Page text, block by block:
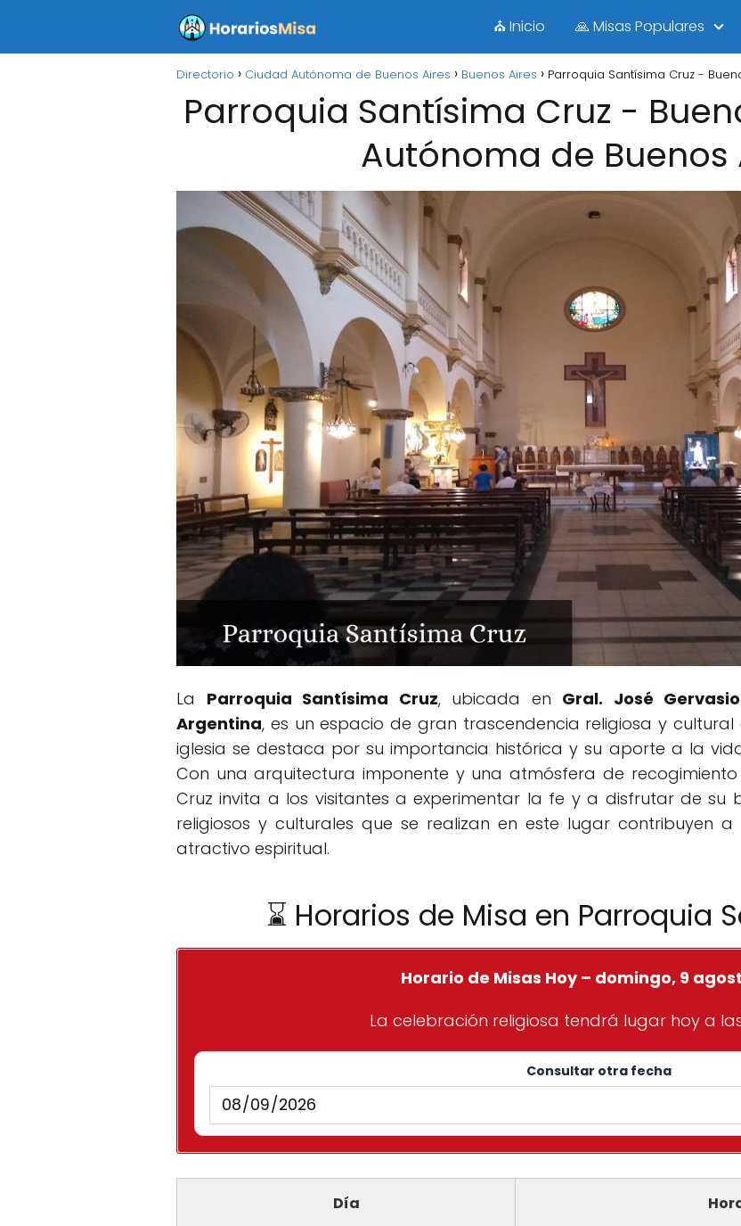
⛪ Inicio 🙏 Misas Populares
Directorio Ciudad Autónoma de Buenos Aires Buenos Aires Parroquia Santísima Cruz -
Parroquia Santísima Cruz -
Autónoma de Buenos
La Parroquia Santísima Cruz, ubicada en Gral. José
Argentina, es un espacio de gran trascendencia religiosa y cultural
iglesia se destaca por su importancia histórica y su aporte a la
Con una arquitectura imponente y una atmósfera de
Cruz invita a los visitantes a experimentar la fe y a disfrutar de su
religiosos y culturales que se realizan en este lugar contribuyen
atractivo espiritual.
⌛ Horarios de Misa en Parroquia
Horario de Misas Hoy – domingo, 9
La celebración religiosa tendrá lugar hoy a las
Consultar otra fecha
Día